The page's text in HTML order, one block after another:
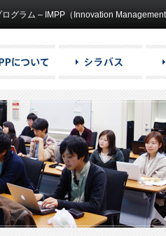
グラム – IMPP（Innovation